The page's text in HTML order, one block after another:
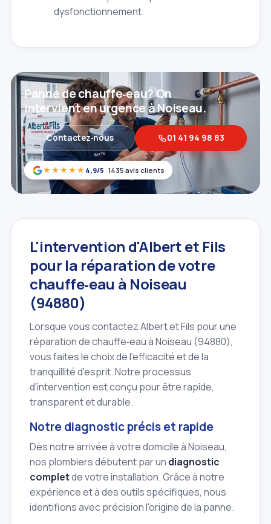
dysfonctionnement.
★★★★★ 4,9/5 · 1435 avis clients
Panne de chauffe‑eau? On
intervient en urgence à Noiseau.
Contactez‑nous 01 41 94 98 83
L'intervention d'Albert et Fils
pour la réparation de votre
chauffe‑eau à Noiseau
(94880)
Lorsque vous contactez Albert et Fils pour une
réparation de chauffe‑eau à Noiseau (94880),
vous faites le choix de l'efficacité et de la
tranquillité d'esprit. Notre processus
d'intervention est conçu pour être rapide,
transparent et durable.
Notre diagnostic précis et rapide
Dès notre arrivée à votre domicile à Noiseau,
nos plombiers débutent par un diagnostic
completde votre installation. Grâce à notre
expérience et à des outils spécifiques, nous
identifions avec précision l'origine de la panne.